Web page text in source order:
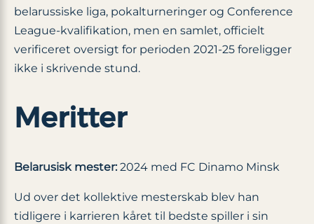
belarussiske liga, pokalturneringer og Conference
League-kvalifikation, men en samlet, officielt
verificeret oversigt for perioden 2021-25 foreligger
ikke i skrivende stund.
Meritter
Belarusisk mester:2024 med FC Dinamo Minsk
Ud over det kollektive mesterskab blev han
tidligere i karrieren kåret til bedste spiller i sin